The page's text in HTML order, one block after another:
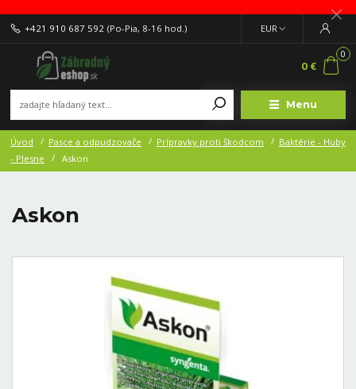
Menu
EUR
+421 910 687 592 (Po-Pia, 8-16 hod.)
0
0 €
Úvod Pasce a odpudzovače Prípravky proti škodcom
Baktérie - Huby
- Plesne
Askon
Askon